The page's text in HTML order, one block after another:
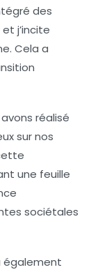
des
j’incite
Cela a
réalisé
sur nos
une feuille
sociétales
également